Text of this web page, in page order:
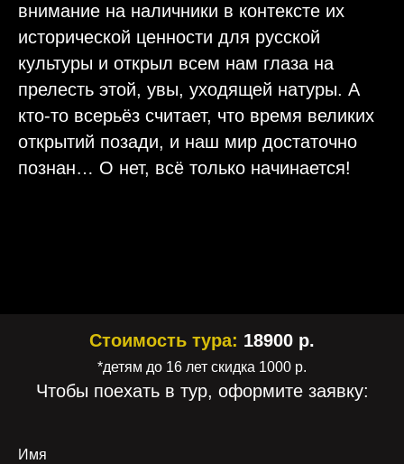
внимание на наличники в контексте их
исторической ценности для русской
культуры и открыл всем нам глаза на
прелесть этой, увы, уходящей натуры. А
кто-то всерьёз считает, что время великих
открытий позади, и наш мир достаточно
познан… О нет, всё только начинается!
Стоимость тура: 18900 р.
*детям до 16 лет скидка 1000 р.
Чтобы поехать в тур, оформите заявку:
Имя